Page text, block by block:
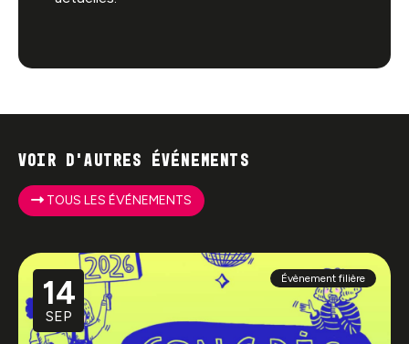
Voir d'autres événements
TOUS LES ÉVÉNEMENTS
14
SEP
Évènement filière